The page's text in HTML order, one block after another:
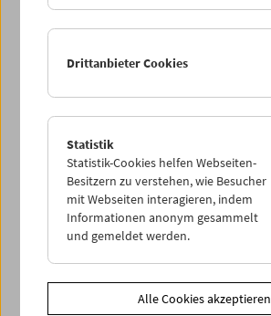
Sa 8.8.
PROGRAMM ÜBERBLICK
Drittanbieter Cookies
Statistik
Statistik-Cookies helfen Webseiten-
Besitzern zu verstehen, wie Besucher
mit Webseiten interagieren, indem
Informationen anonym gesammelt
und gemeldet werden.
Alle Cookies akzeptieren